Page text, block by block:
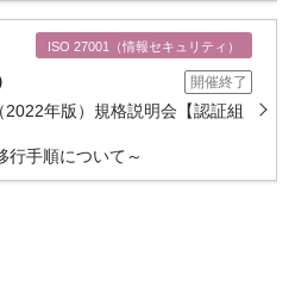
ISO 27001（情報セキュリティ）
開催終了
年版）規格説明会【認証組
向け】
手順について～